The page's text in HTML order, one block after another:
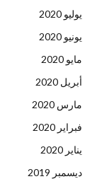
يوليو 2020
يونيو 2020
مايو 2020
أبريل 2020
مارس 2020
فبراير 2020
يناير 2020
ديسمبر 2019